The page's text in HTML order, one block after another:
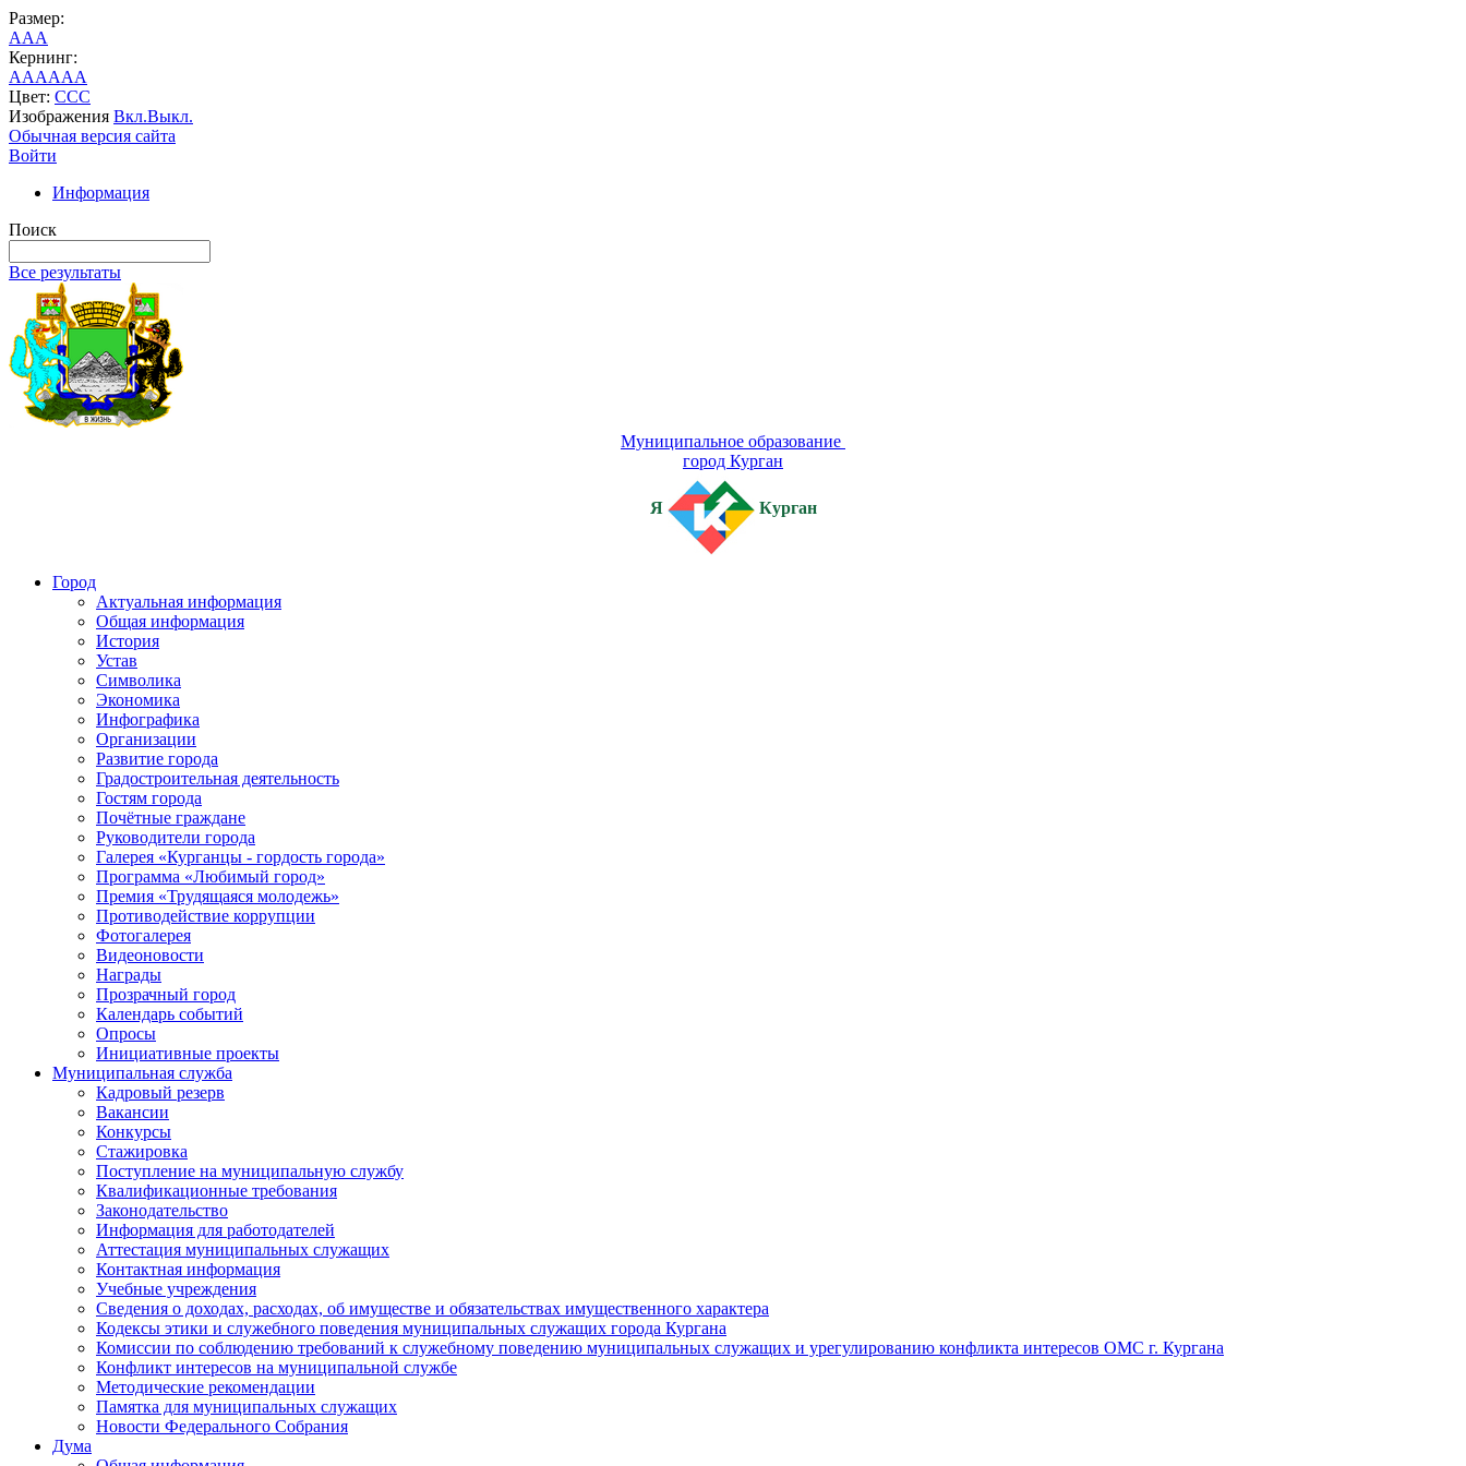
Размер:
AAA
Кернинг:
AAAAAA
Цвет: CCC
Изображения Вкл.Выкл.
Обычная версия сайта
Войти
Информация
Поиск
Все результаты
Муниципальное образование
город Курган
Я Курган
Город
Актуальная информация
Общая информация
История
Устав
Символика
Экономика
Инфографика
Организации
Развитие города
Градостроительная деятельность
Гостям города
Почётные граждане
Руководители города
Галерея «Курганцы - гордость города»
Программа «Любимый город»
Премия «Трудящаяся молодежь»
Противодействие коррупции
Фотогалерея
Видеоновости
Награды
Прозрачный город
Календарь событий
Опросы
Инициативные проекты
Муниципальная служба
Кадровый резерв
Вакансии
Конкурсы
Стажировка
Поступление на муниципальную службу
Квалификационные требования
Законодательство
Информация для работодателей
Аттестация муниципальных служащих
Контактная информация
Учебные учреждения
Сведения о доходах, расходах, об имуществе и обязательствах имущественного характера
Кодексы этики и служебного поведения муниципальных служащих города Кургана
Комиссии по соблюдению требований к служебному поведению муниципальных служащих и урегулированию конфликта интересов ОМС г. Кургана
Конфликт интересов на муниципальной службе
Методические рекомендации
Памятка для муниципальных служащих
Новости Федерального Cобрания
Дума